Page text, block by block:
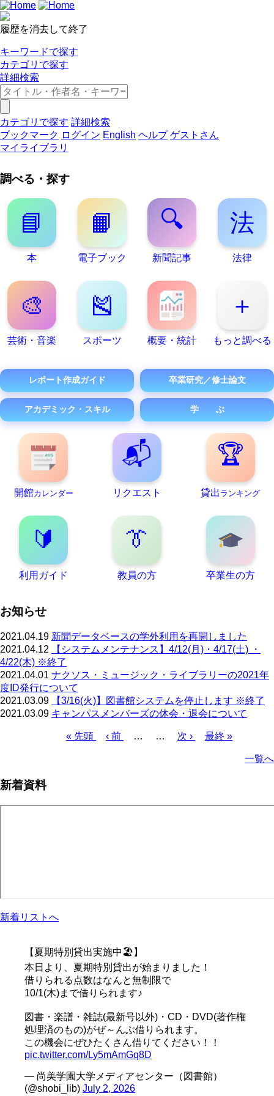
履歴を消去して終了
キーワードで探す
カテゴリで探す
詳細検索
カテゴリで探す 詳細検索
ブックマーク ログイン English ヘルプ ゲストさん
マイライブラリ
調べる・探す
📘
本
📙
電子ブック
🔍
新聞記事
法
法律
🎨
芸術・音楽
🎽
スポーツ 概要・統計
＋
もっと調べる
レポート作成ガイド 卒業研究／修士論文
アカデミック・スキル 学 ぶ
開館カレンダー
📬
リクエスト
🏆
貸出 ランキング
🔰
利用ガイド
👔
教員の方 卒業生の方
お知らせ
2021.04.19 新聞データベースの学外利用を再開しました
2021.04.12
【システムメンテナンス】4/12(月)・4/17(土) ・
4/22(木) ※終了
2021.04.01 ナクソス・ミュージック・ライブラリーの2021年
度ID発行について
2021.03.09
【3/16(火)】図書館システムを停止します ※終了
2021.03.09 キャンパスメンバーズの休会・退会について
送
先
« 先頭
前
‹ 前 … …
次
次 ›
最
最終 »
一覧へ
新着資料
新着リストへ
【夏期特別貸出実施中🏖️】
本日より、夏期特別貸出が始まりました！
借りられる点数はなんと無制限で
10/1(木)まで借りられます♪
図書・楽譜・雑誌(最新号以外)・CD・DVD(著作権
処理済のもの)がぜ～んぶ借りられます。
この機会にぜひたくさん借りてください！！
pic.twitter.com/Ly5mAmGq8D
— 尚美学園大学メディアセンター（図書館）
(@shobi_lib) July 2, 2026